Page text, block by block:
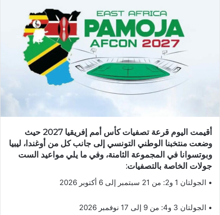
أقيمت اليوم قرعة تصفيات كأس أمم إفريقيا 2027 حيث
وضعت منتخبنا الوطني التونسي إلى جانب كل من أوغندا، ليبيا
وبوتسوانا في المجموعة الثامنة، وفي ما يلي مواعيد الست
جولات الخاصة بالتصفيات:
• الجولتان 1 و2: من 21 سبتمبر إلى 6 أكتوبر 2026
• الجولتان 3 و4: من 9 إلى 17 نوفمبر 2026